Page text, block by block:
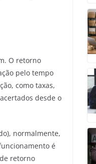
O retorno
pelo tempo
como taxas,
desde o
normalmente,
é
retorno